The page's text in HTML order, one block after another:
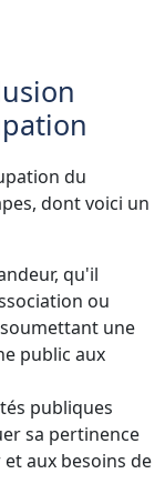
du
dont voici un
qu'il
ou
une
public aux
publiques
sa pertinence
aux besoins de